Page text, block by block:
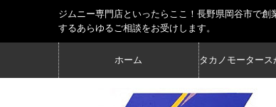
ジムニー専門店といったらここ！長野県岡谷市で
するあらゆるご相談をお受けします。
ホーム タカノモーター